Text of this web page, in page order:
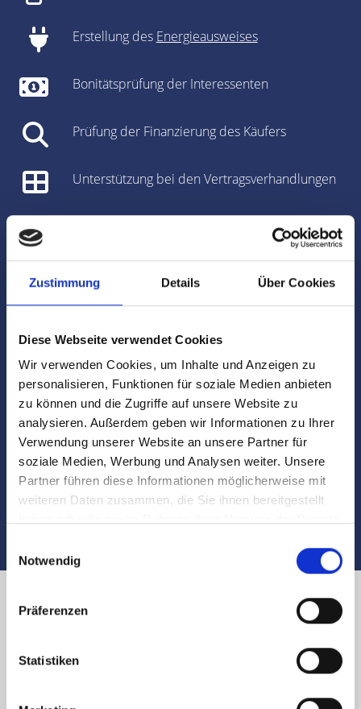
Zustimmung Details Über Cookies
Diese Webseite verwendet Cookies
Wir verwenden Cookies, um Inhalte und Anzeigen zu
personalisieren, Funktionen für soziale Medien anbieten
zu können und die Zugriffe auf unsere Website zu
analysieren. Außerdem geben wir Informationen zu Ihrer
Verwendung unserer Website an unsere Partner für
soziale Medien, Werbung und Analysen weiter. Unsere
Partner führen diese Informationen möglicherweise mit
weiteren Daten zusammen, die Sie ihnen bereitgestellt
Notwendig
Präferenzen
Statistiken
Erstellung des Energieausweises
Bonitätsprüfung der Interessenten
Prüfung der Finanzierung des Käufers
Unterstützung bei den Vertragsverhandlungen
Vorbereitung des Kaufvertrages/Mietvertrages
Vorbereitung und Koordinierung des
Notartermins
Marktdaten
Besichtigungen
Begleitung und Unterstützung bei der Objekt-
Übergabe
Auch nach dem Verkauf sind wir für Sie da
Immobilienverkauf in Nürnberg
Südtiroler Platz und Umland: